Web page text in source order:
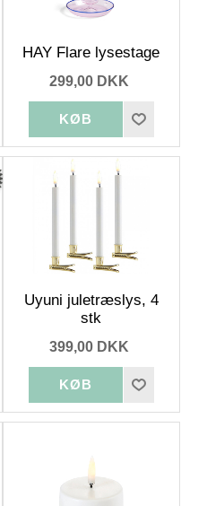
HAY Flare lysestage
299,00 DKK
Uyuni juletræslys, 4
stk
399,00 DKK